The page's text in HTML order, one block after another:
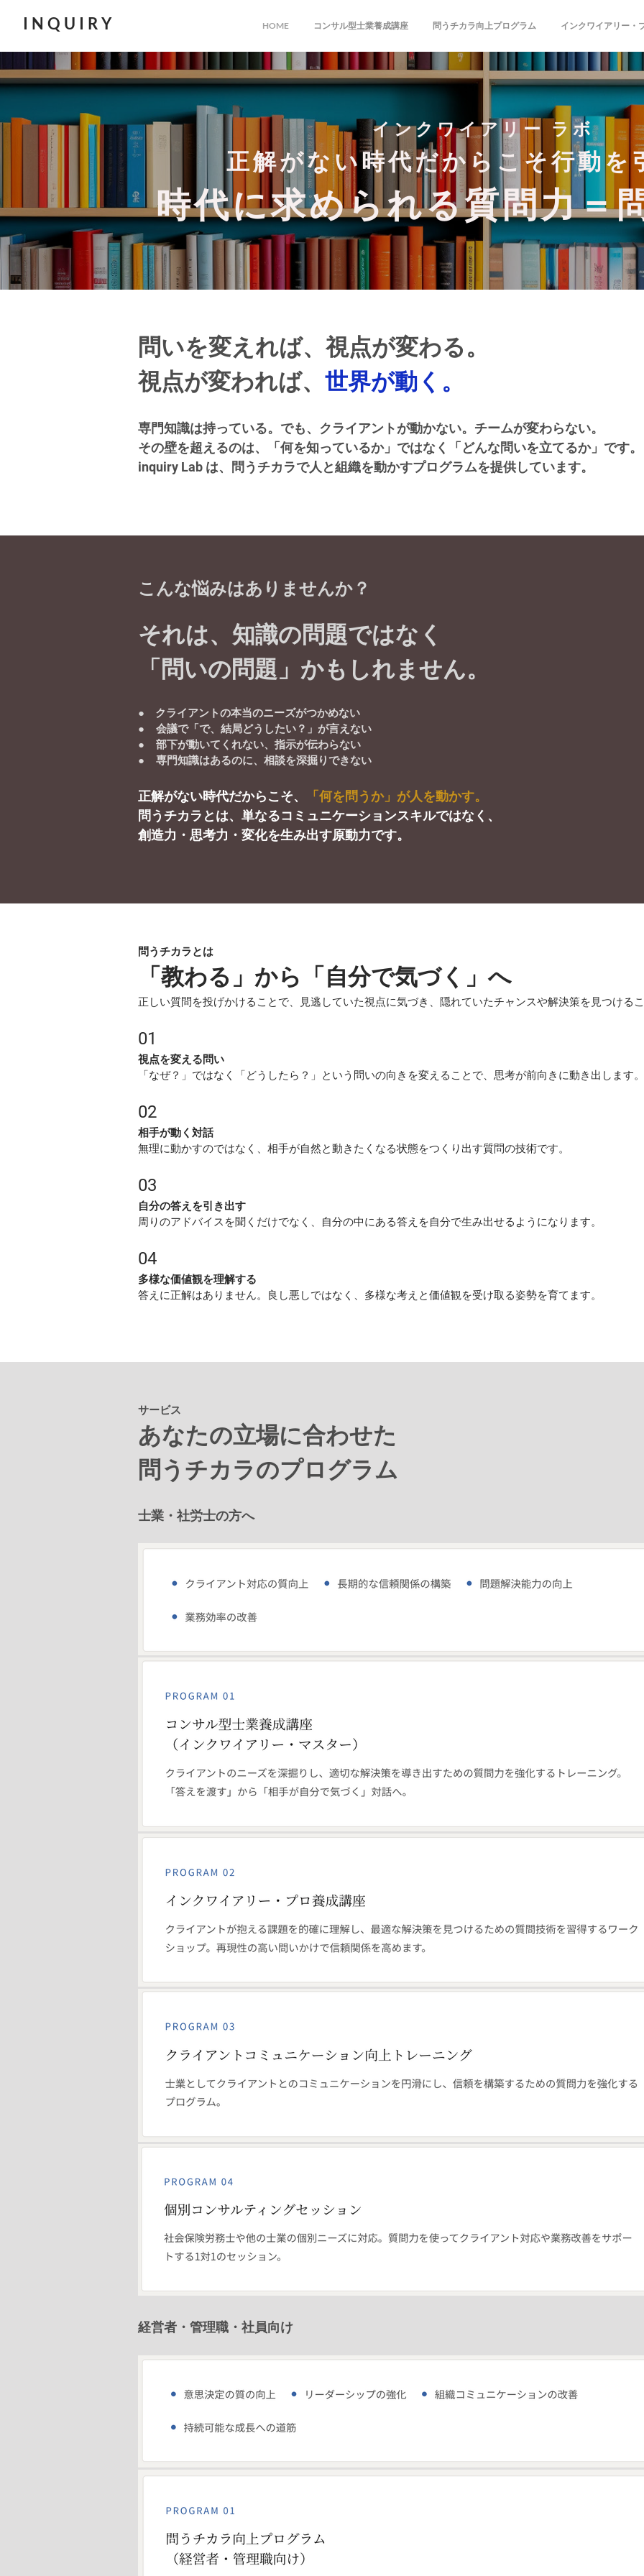
INQUIRY HOME コンサル型士業養成講座 問うチカラ向上プログラム インクワイアリー・
インクワイアリー ラボ
正解がない時代だからこそ行動を
時代に求められる質問力＝
問いを変えれば、視点が変わる。
視点が変われば、 世界が動く。
​専門知識は持っている。でも、クライアントが動かない。チームが変わらない。
その壁を超えるのは、「何を知っているか」ではなく「どんな問いを立てるか」です。
inquiry Lab は、問うチカラで人と組織を動かすプログラムを提供しています。
こんな悩みはありませんか？
それは、知識の問題ではなく
「問いの問題」かもしれません。
会議で「で、結局どうしたい？」が言えない
部下が動いてくれない、指示が伝わらない
専門知識はあるのに、相談を深掘りできない
正解がない時代だからこそ、
「何を問うか」が人を動かす。
問うチカラとは、単なるコミュニケーションスキルではなく、
創造力・思考力・変化を生み出す原動力です。
問うチカラとは
「教わる」から「自分で気づく」へ
正しい質問を投げかけることで、見逃していた視点に気づき、隠れていたチャンスや解決策を見つけるこ
01
視点を変える問い
「なぜ？」ではなく「どうしたら？」という問いの向きを変えることで、思考が前向きに動き出します。
02
相手が動く対話
無理に動かすのではなく、相手が自然と動きたくなる状態をつくり出す質問の技術です。
03
自分の答えを引き出す
周りのアドバイスを聞くだけでなく、自分の中にある答えを自分で生み出せるようになります。
04
多様な価値観を理解する
​答えに正解はありません。良し悪しではなく、多様な考えと価値観を受け取る姿勢を育てます。
サービス
あなたの立場に合わせた
​​問うチカラのプログラム
士業・社労士の方へ
​経営者・管理職・社員向け